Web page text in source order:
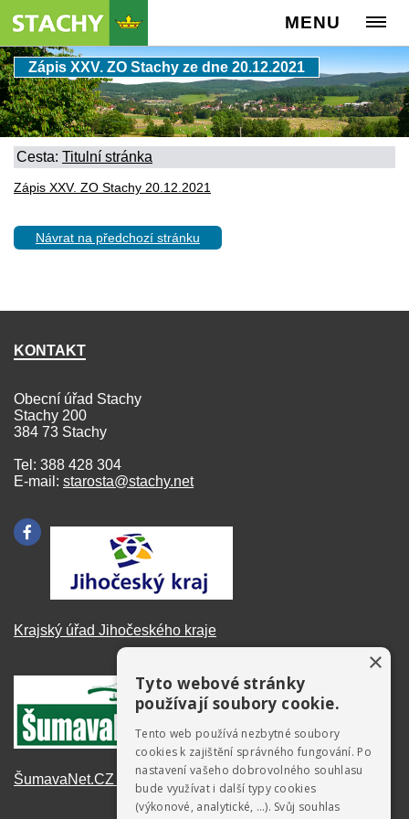
MENU
Zápis XXV. ZO Stachy ze dne 20.12.2021
Cesta: Titulní stránka
Zápis XXV. ZO Stachy 20.12.2021
Návrat na předchozí stránku
KONTAKT
Obecní úřad Stachy
Stachy 200
384 73 Stachy
Tel: 388 428 304
E-mail: starosta@stachy.net
Krajský úřad Jihočeského kraje
ŠumavaNet.CZ - informace o regionu
×
Tyto webové stránky
používají soubory cookie.
Tento web používá nezbytné soubory
cookies k zajištění správného fungování. Po
nastavení vašeho dobrovolného souhlasu
bude využívat i další typy cookies
(výkonové, analytické, …). Svůj souhlas